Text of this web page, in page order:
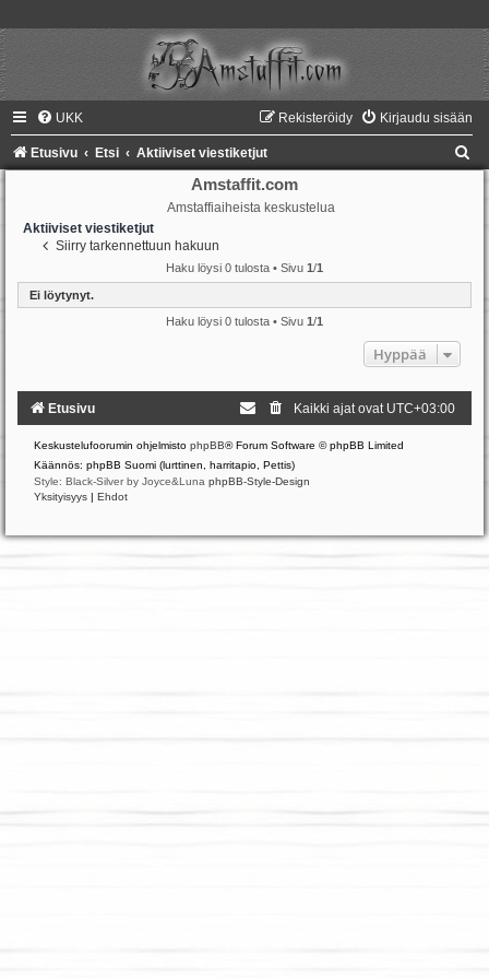
UKK Kirjaudu sisään
Rekisteröidy
Etusivu Etsi Aktiiviset viestiketjut
Amstaffit.com
Amstaffiaiheista keskustelua
Aktiiviset viestiketjut
Siirry tarkennettuun hakuun
Haku löysi 0 tulosta • Sivu 1/1
Ei löytynyt.
Haku löysi 0 tulosta • Sivu 1/1
Hyppää
Etusivu Kaikki ajat ovat UTC+03:00
Keskustelufoorumin ohjelmisto phpBB® Forum Software © phpBB Limited
Käännös: phpBB Suomi (lurttinen, harritapio, Pettis)
Style: Black-Silver by Joyce&Luna phpBB-Style-Design
Yksityisyys | Ehdot